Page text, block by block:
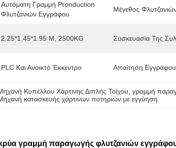
Αυτόματη Γραμμή Pronduction
Φλυτζανιών Εγγράφου
Μέγεθος
2.25*1.45*1.95 Μ, 2500KG Συσκευασία Της
PLC Και Ανοικτό Έκκεντρο Απαίτηση
Κυπέλλου Χάρτινης Διπλής Τοίχου , γραμμή
κατασκευής χάρτινων ποτηριών με εγγύηση
κρύα γραμμή παραγωγής φλυτζανιών